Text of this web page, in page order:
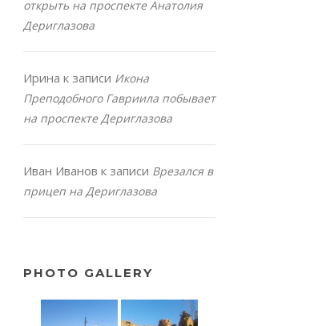
открыть на проспекте Анатолия
Дериглазова
Ирина к записи Икона
Преподобного Гавриила побывает
на проспекте Дериглазова
Иван Иванов к записи Врезался в
прицеп на Дериглазова
PHOTO GALLERY